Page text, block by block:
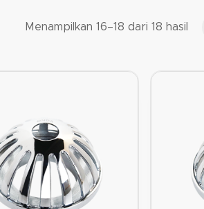
Menampilkan 16–18 dari 18 hasil